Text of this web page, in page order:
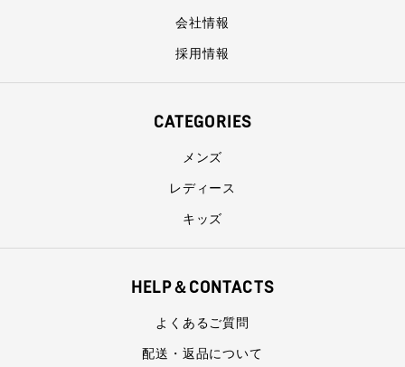
会社情報
採用情報
CATEGORIES
メンズ
レディース
キッズ
HELP＆CONTACTS
よくあるご質問
配送・返品について